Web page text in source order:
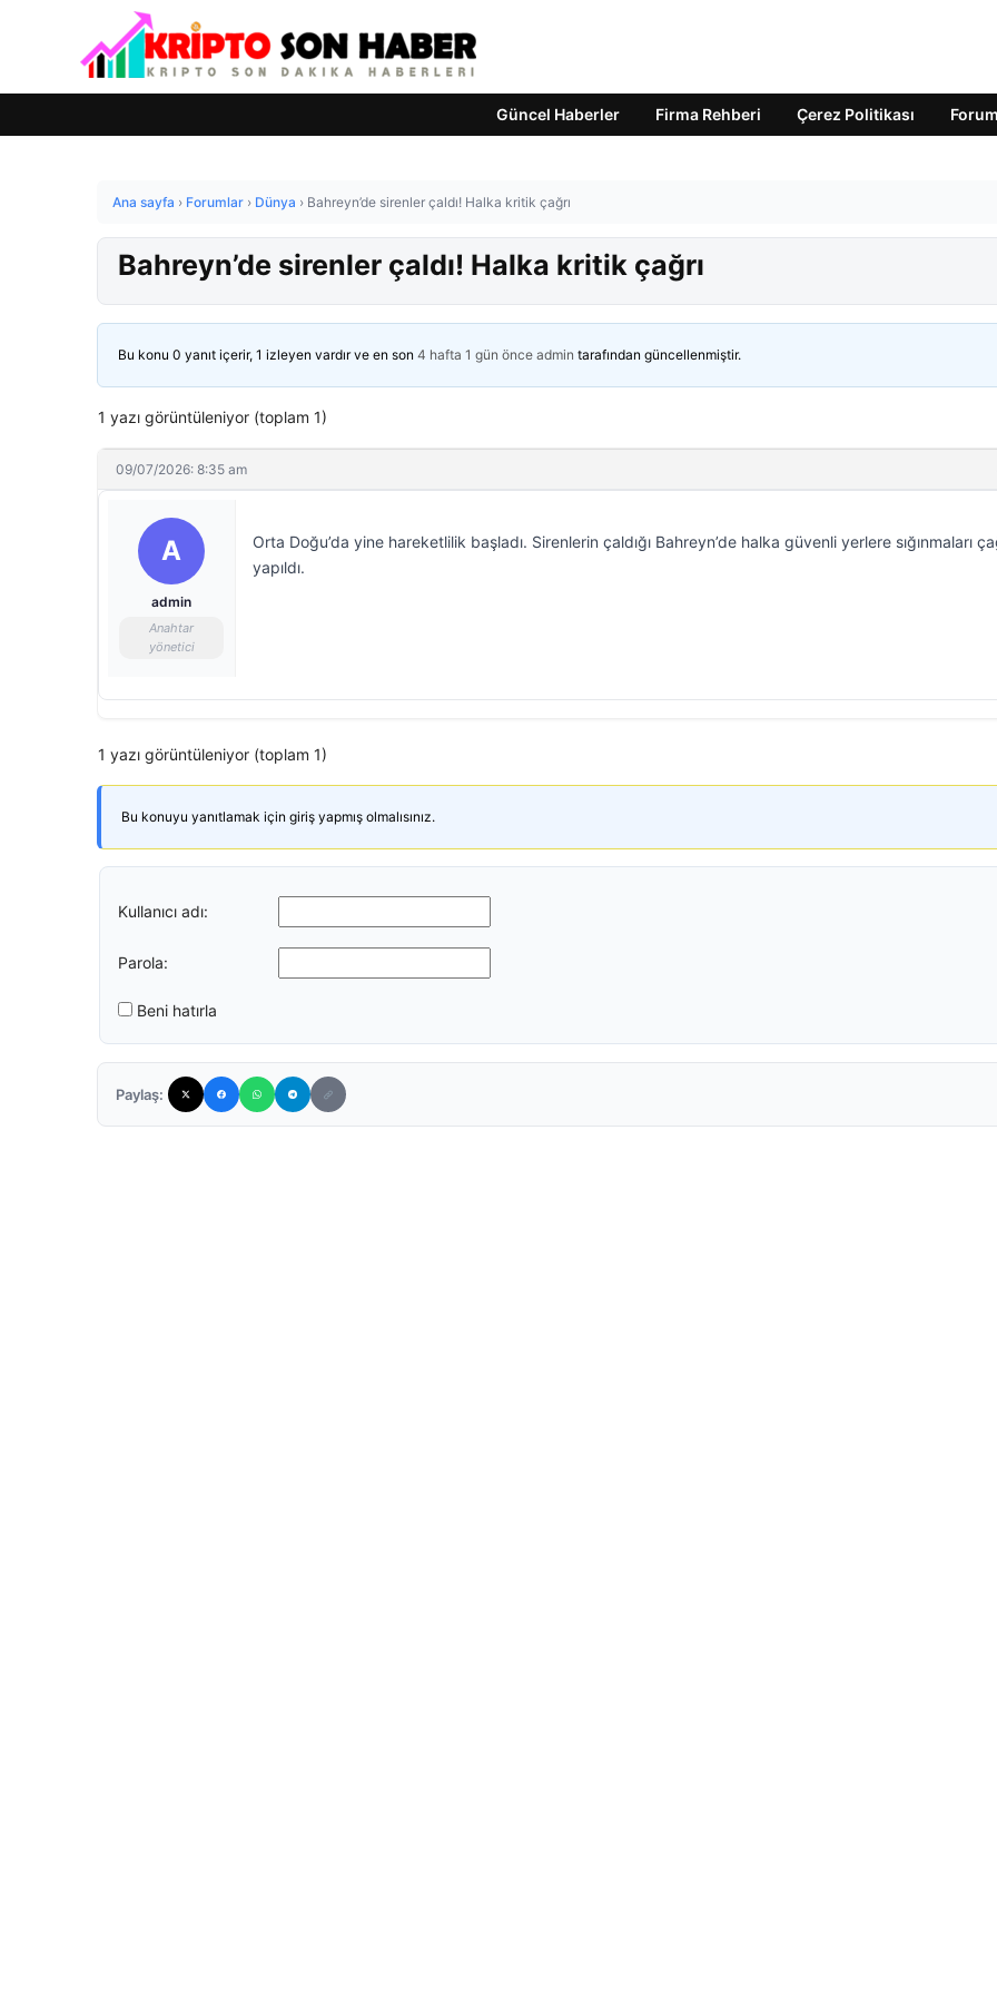
Güncel Haberler Firma Rehberi Çerez Politikası Forum
Ana sayfa › Forumlar › Dünya › Bahreyn’de sirenler çaldı! Halka kritik çağrı
Bahreyn’de sirenler çaldı! Halka kritik çağrı
Bu konu 0 yanıt içerir, 1 izleyen vardır ve en son 4 hafta 1 gün önce admin tarafından güncellenmiştir.
1 yazı görüntüleniyor (toplam 1)
09/07/2026: 8:35 am
A
admin
Anahtar
yönetici
Orta Doğu’da yine hareketlilik başladı. Sirenlerin çaldığı Bahreyn’de halka güvenli yerlere sığınmaları
yapıldı.
1 yazı görüntüleniyor (toplam 1)
Bu konuyu yanıtlamak için giriş yapmış olmalısınız.
Kullanıcı adı:
Parola:
Beni hatırla
Paylaş: